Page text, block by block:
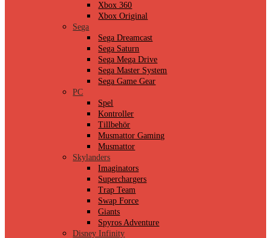
Xbox 360
Xbox Original
Sega
Sega Dreamcast
Sega Saturn
Sega Mega Drive
Sega Master System
Sega Game Gear
PC
Spel
Kontroller
Tillbehör
Musmattor Gaming
Musmattor
Skylanders
Imaginators
Superchargers
Trap Team
Swap Force
Giants
Spyros Adventure
Disney Infinity